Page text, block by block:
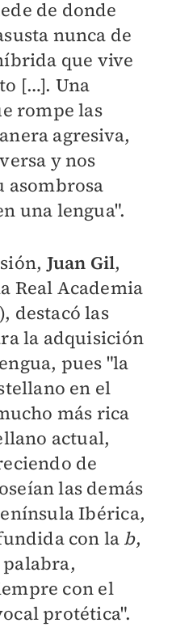
de donde
nunca de
que vive
[…]. Una
rompe las
agresiva,
y nos
asombrosa
una lengua".
Juan Gil,
Real Academia
destacó las
la adquisición
pues "la
en el
más rica
actual,
de
las demás
Ibérica,
con la b,
con el
protética".